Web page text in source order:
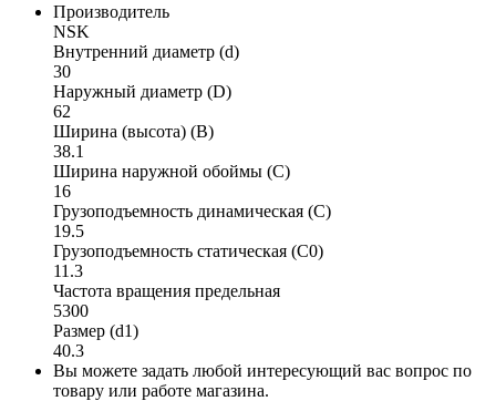
Производитель
NSK
Внутренний диаметр (d)
30
Наружный диаметр (D)
62
Ширина (высота) (B)
38.1
Ширина наружной обоймы (C)
16
Грузоподъемность динамическая (C)
19.5
Грузоподъемность статическая (C0)
11.3
Частота вращения предельная
5300
Размер (d1)
40.3
Вы можете задать любой интересующий вас вопрос по
товару или работе магазина.